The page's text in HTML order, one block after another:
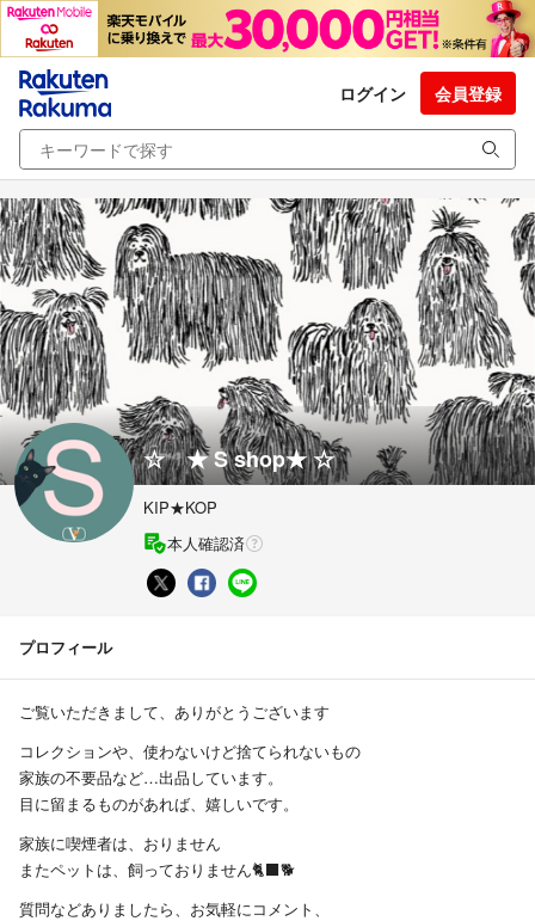
ログイン 会員登録
☆ ★ S shop★ ☆
KIP★KOP
本人確認済
プロフィール
ご覧いただきまして、ありがとうございます
コレクションや、使わないけど捨てられないもの
家族の不要品など…出品しています。
目に留まるものがあれば、嬉しいです。
家族に喫煙者は、おりません
またペットは、飼っておりません🐈‍⬛🐕
質問などありましたら、お気軽にコメント、